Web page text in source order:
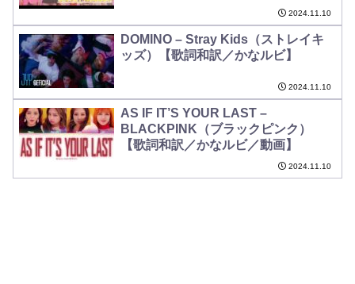
2024.11.10
DOMINO – Stray Kids（ストレイキ
ッズ）【歌詞和訳／かなルビ】
2024.11.10
AS IF IT’S YOUR LAST –
BLACKPINK（ブラックピンク）
【歌詞和訳／かなルビ／動画】
2024.11.10